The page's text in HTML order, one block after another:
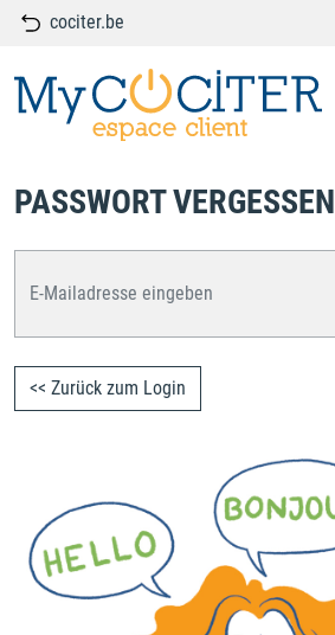
cociter.be
PASSWORT VERGESSEN
<< Zurück zum Login